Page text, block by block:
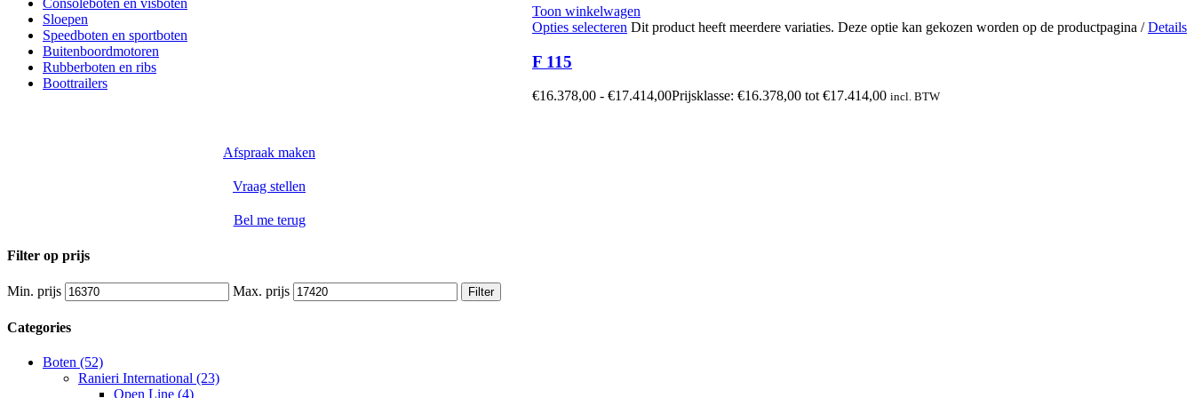
Toon winkelwagen
Opties selecteren Dit product heeft meerdere variaties. Deze optie kan gekozen worden op de productpagina / Details
F 115
€16.378,00 - €17.414,00Prijsklasse: €16.378,00 tot €17.414,00 incl. BTW
Afspraak maken
Vraag stellen
Bel me terug
Filter op prijs
Min. prijs Max. prijs Filter
Categories
Boten (52)
Ranieri International (23)
Open Line (4)
Consoleboten en visboten
Sloepen
Speedboten en sportboten
Buitenboordmotoren
Rubberboten en ribs
Boottrailers